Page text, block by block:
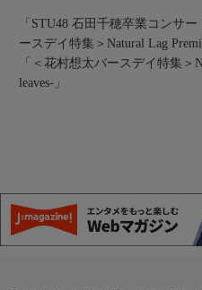
「STU48 石田千穂卒業コンサー
ースデイ特集＞Natural Lag
「＜花村想太バースデイ特集＞
leaves-」